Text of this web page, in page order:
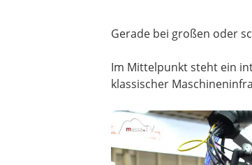
Gerade bei großen oder
Im Mittelpunkt steht ein
klassischer